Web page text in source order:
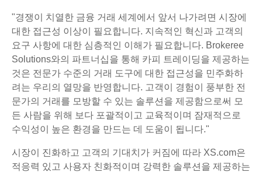
"경쟁이 치열한 금융 거래 세계에서 앞서 나가려면 시장에
대한 접근성 이상이 필요합니다. 지속적인 혁신과 고객의
요구 사항에 대한 심층적인 이해가 필요합니다. Brokeree
Solutions와의 파트너십을 통해 카피 트레이딩을 제공하는
것은 전문가 수준의 거래 도구에 대한 접근성을 민주화하
려는 우리의 열망을 반영합니다. 고객이 경험이 풍부한 전
문가의 거래를 모방할 수 있는 솔루션을 제공함으로써 모
든 사람을 위해 보다 포괄적이고 교육적이며 잠재적으로
수익성이 높은 환경을 만드는 데 도움이 됩니다."
시장이 진화하고 고객의 기대치가 커짐에 따라 XS.com은
적응력 있고 사용자 친화적이며 강력한 솔루션을 제공하는